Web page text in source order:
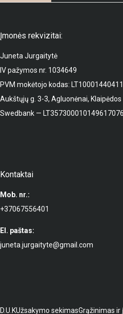
Įmonės rekvizitai:
Juneta Jurgaitytė
IV pažymos nr. 1034649
PVM mokėtojo kodas:
Aukštųjų g. 3-3, Agluonėnai, Klaipėdos
Swedbank — LT357300010149617076
Kontaktai
Mob. nr.:
+37067556401
El. paštas:
juneta.jurgaityte@gmail.com
D.U.KUžsakymo sekimasGrąžinimas ir